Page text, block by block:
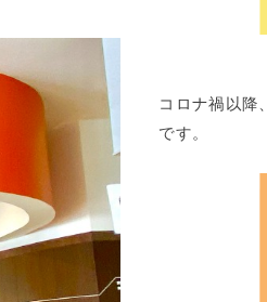
コロナ禍以降
です。